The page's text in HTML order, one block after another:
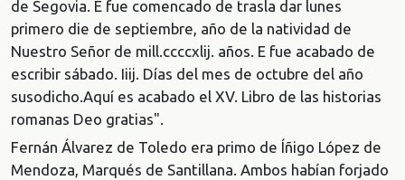
de Segovia. E fue comencado de trasla dar lunes
primero die de septiembre, año de la natividad de
Nuestro Señor de mill.ccccxlij. años. E fue acabado de
escribir sábado. Iiij. Días del mes de octubre del año
susodicho.Aquí es acabado el XV. Libro de las historias
romanas Deo gratias".
Fernán Álvarez de Toledo era primo de Íñigo López de
Mendoza, Marqués de Santillana. Ambos habían forjado